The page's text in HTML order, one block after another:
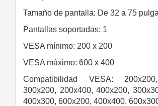
Tamaño de pantalla: De 32 a 75
Pantallas soportadas: 1
VESA mínimo: 200 x 200
VESA máximo: 600 x 400
Compatibilidad VESA:
300x200, 200x400, 400x200,
400x300, 600x200, 400x400,